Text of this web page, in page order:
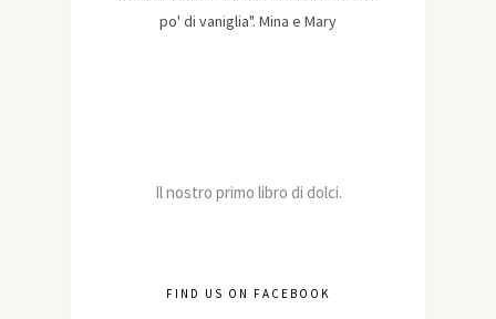
po' di vaniglia". Mina e Mary
Il nostro primo libro di dolci.
FIND US ON FACEBOOK